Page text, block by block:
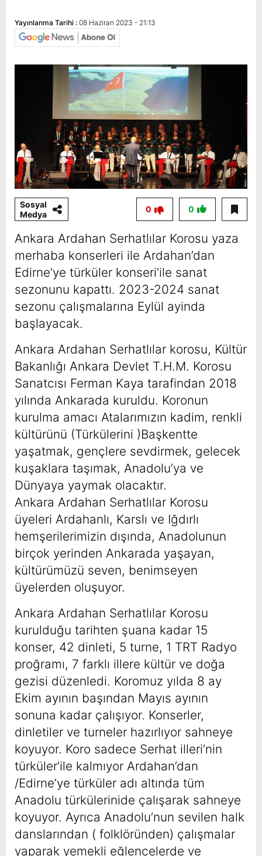
Yayınlanma Tarihi : 08 Haziran 2023 - 21:13
Sosyal
Medya
0
0
Ankara Ardahan Serhatlılar Korosu yaza
merhaba konserleri ile Ardahan’dan
Edirne’ye türküler konseri’ile sanat
sezonunu kapattı. 2023-2024 sanat
sezonu çalışmalarına Eylül ayinda
başlayacak.
Ankara Ardahan Serhatlılar korosu, Kültür
Bakanlığı Ankara Devlet T.H.M. Korosu
Sanatcısı Ferman Kaya tarafindan 2018
yılında Ankarada kuruldu. Koronun
kurulma amacı Atalarımızın kadim, renkli
kültürünü (Türkülerini )Başkentte
yaşatmak, gençlere sevdirmek, gelecek
kuşaklara taşımak, Anadolu’ya ve
Dünyaya yaymak olacaktır.
Ankara Ardahan Serhatlılar Korosu
üyeleri Ardahanlı, Karslı ve Iğdırlı
hemşerilerimizin dışında, Anadolunun
birçok yerinden Ankarada yaşayan,
kültürümüzü seven, benimseyen
üyelerden oluşuyor.
Ankara Ardahan Serhatlılar Korosu
kurulduğu tarihten şuana kadar 15
konser, 42 dinleti, 5 turne, 1 TRT Radyo
proğramı, 7 farklı illere kültür ve doğa
gezisi düzenledi. Koromuz yılda 8 ay
Ekim ayının başından Mayıs ayının
sonuna kadar çalışıyor. Konserler,
dinletiler ve turneler hazırlıyor sahneye
koyuyor. Koro sadece Serhat illeri’nin
türküler’ile kalmıyor Ardahan’dan
/Edirne’ye türküler adı altında tüm
Anadolu türkülerinide çalışarak sahneye
koyuyor. Ayrıca Anadolu’nun sevilen halk
danslarından ( folklöründen) çalışmalar
yaparak yemekli eğlencelerde ve